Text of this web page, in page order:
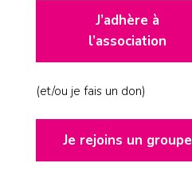
J’adhère à
l’association
(et/ou je fais un don)
Je rejoins un groupe